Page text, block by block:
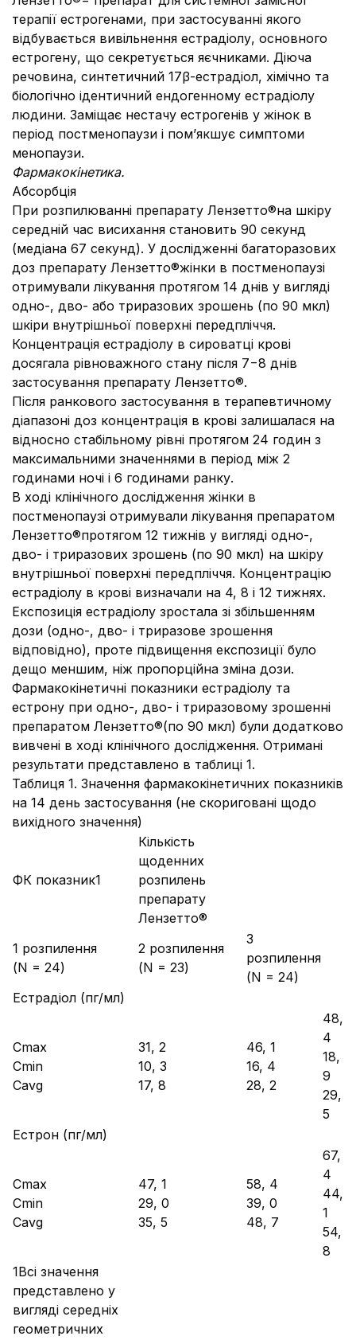
терапії естрогенами, при застосуванні якого
відбувається вивільнення естрадіолу, основного
естрогену, що секретується яєчниками. Діюча
речовина, синтетичний 17β-естрадіол, хімічно та
біологічно ідентичний ендогенному естрадіолу
людини. Заміщає нестачу естрогенів у жінок в
період постменопаузи і пом’якшує симптоми
менопаузи.
Фармакокінетика.
Абсорбція
При розпилюванні препарату Лензетто®на шкіру
середній час висихання становить 90 секунд
(медіана 67 секунд). У дослідженні багаторазових
доз препарату Лензетто®жінки в постменопаузі
отримували лікування протягом 14 днів у вигляді
одно-, дво- або триразових зрошень (по 90 мкл)
шкіри внутрішньої поверхні передпліччя.
Концентрація естрадіолу в сироватці крові
досягала рівноважного стану після 7−8 днів
застосування препарату Лензетто®.
Після ранкового застосування в терапевтичному
діапазоні доз концентрація в крові залишалася на
відносно стабільному рівні протягом 24 годин з
максимальними значеннями в період між 2
годинами ночі і 6 годинами ранку.
В ході клінічного дослідження жінки в
постменопаузі отримували лікування препаратом
Лензетто®протягом 12 тижнів у вигляді одно-,
дво- і триразових зрошень (по 90 мкл) на шкіру
внутрішньої поверхні передпліччя. Концентрацію
естрадіолу в крові визначали на 4, 8 і 12 тижнях.
Експозиція естрадіолу зростала зі збільшенням
дози (одно-, дво- і триразове зрошення
відповідно), проте підвищення експозиції було
дещо меншим, ніж пропорційна зміна дози.
Фармакокінетичні показники естрадіолу та
естрону при одно-, дво- і триразовому зрошенні
препаратом Лензетто®(по 90 мкл) були додатково
вивчені в ході клінічного дослідження. Отримані
результати представлено в таблиці 1.
Таблиця 1. Значення фармакокінетичних показників
на 14 день застосування (не скориговані щодо
вихідного значення)
ФК показник1
Кількість
щоденних
розпилень
препарату
Лензетто®
1 розпилення
(N = 24)
2 розпилення
(N = 23)
3
розпилення
(N = 24)
Естрадіол (пг/мл)
Cmax
Cmin
Cavg
31, 2
10, 3
17, 8
46, 1
16, 4
28, 2
48,
4
18,
9
29,
5
Естрон (пг/мл)
Cmax
Cmin
Cavg
47, 1
29, 0
35, 5
58, 4
39, 0
48, 7
67,
4
44,
1
54,
8
1Всі значення
представлено у
вигляді середніх
геометричних